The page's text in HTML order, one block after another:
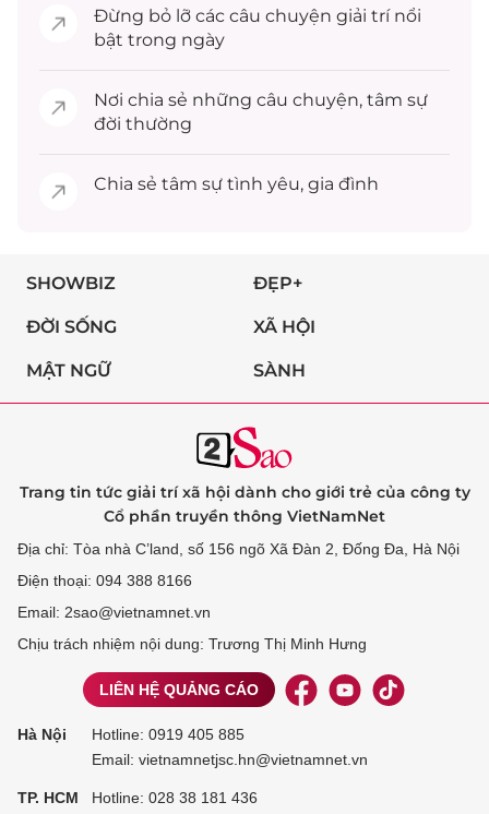
Đừng bỏ lỡ các câu chuyện giải trínổi
bật trong ngày
Nơi chia sẻ những câu chuyện, tâm sự
đời thường
Chia sẻ tâm sự tình yêu, gia đình
SHOWBIZ ĐẸP+
ĐỜI SỐNG XÃ HỘI
MẬT NGỮ SÀNH
Trang tin tức giải trí xã hội dành cho giới trẻ của công ty
Cổ phần truyền thông VietNamNet
Địa chỉ: Tòa nhà C’land, số 156 ngõ Xã Đàn 2, Đống Đa, Hà Nội
Điện thoại: 094 388 8166
Email: 2sao@vietnamnet.vn
Chịu trách nhiệm nội dung: Trương Thị Minh Hưng
LIÊN HỆ QUẢNG CÁO
Hà Nội Hotline: 0919 405 885
Email: vietnamnetjsc.hn@vietnamnet.vn
TP. HCM Hotline: 028 38 181 436